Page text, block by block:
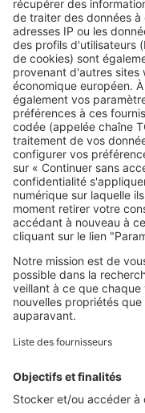
Image
SeLoger c'est aussi
Retrouvez-nous sur ...